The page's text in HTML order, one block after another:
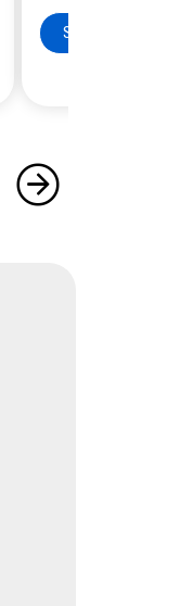
SCHEDA